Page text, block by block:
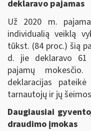
deklaravo pajamas
Už 2020 m.
individualią veiklą
tūkst. (84 proc.) šią
d. jie deklaravo 61
pajamų
deklaracijas
tarnautojų ir jų
Daugiausiai
draudimo įmokas